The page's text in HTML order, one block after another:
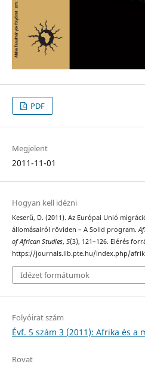
PDF
Megjelent
2011-11-01
Hogyan kell idézni
Keserű, D. (2011). Az Európai Unió
állomásairól röviden – A Solid program.
of African Studies, 5(3), 121–126. Elérés
https://journals.lib.pte.hu/index.php/
Idézet formátumok
Folyóirat szám
Évf. 5 szám 3 (2011): Afrika és a
Rovat